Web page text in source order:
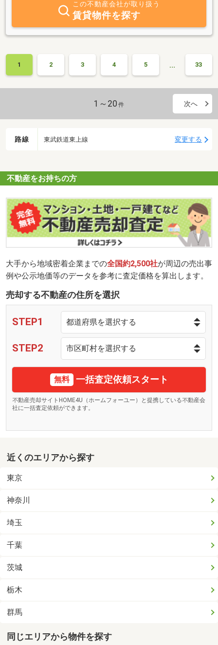
させていただきます。皆様と理想のお住まいの架け橋になれますよ
う、ベストを尽くしますのでどうか末永くお付き合い頂けますよ
う、スタッフ一同、心よりお願い申し上げます。
この不動産会社が取り扱う
賃貸物件を探す
1 2 3 4 5 … 33
1～20 件 次へ
路線 東武鉄道東上線 変更する
不動産をお持ちの方
大手から地域密着企業までの全国約2,500社が周辺の売出事
例や公示地価等のデータを参考に査定価格を算出します。
売却する不動産の住所を選択
STEP1
STEP2
無料 一括査定依頼スタート
不動産売却サイトHOME4U（ホームフォーユー）と提携している不動産会
社に一括査定依頼ができます。
近くのエリアから探す
東京
神奈川
埼玉
千葉
茨城
栃木
群馬
同じエリアから物件を探す